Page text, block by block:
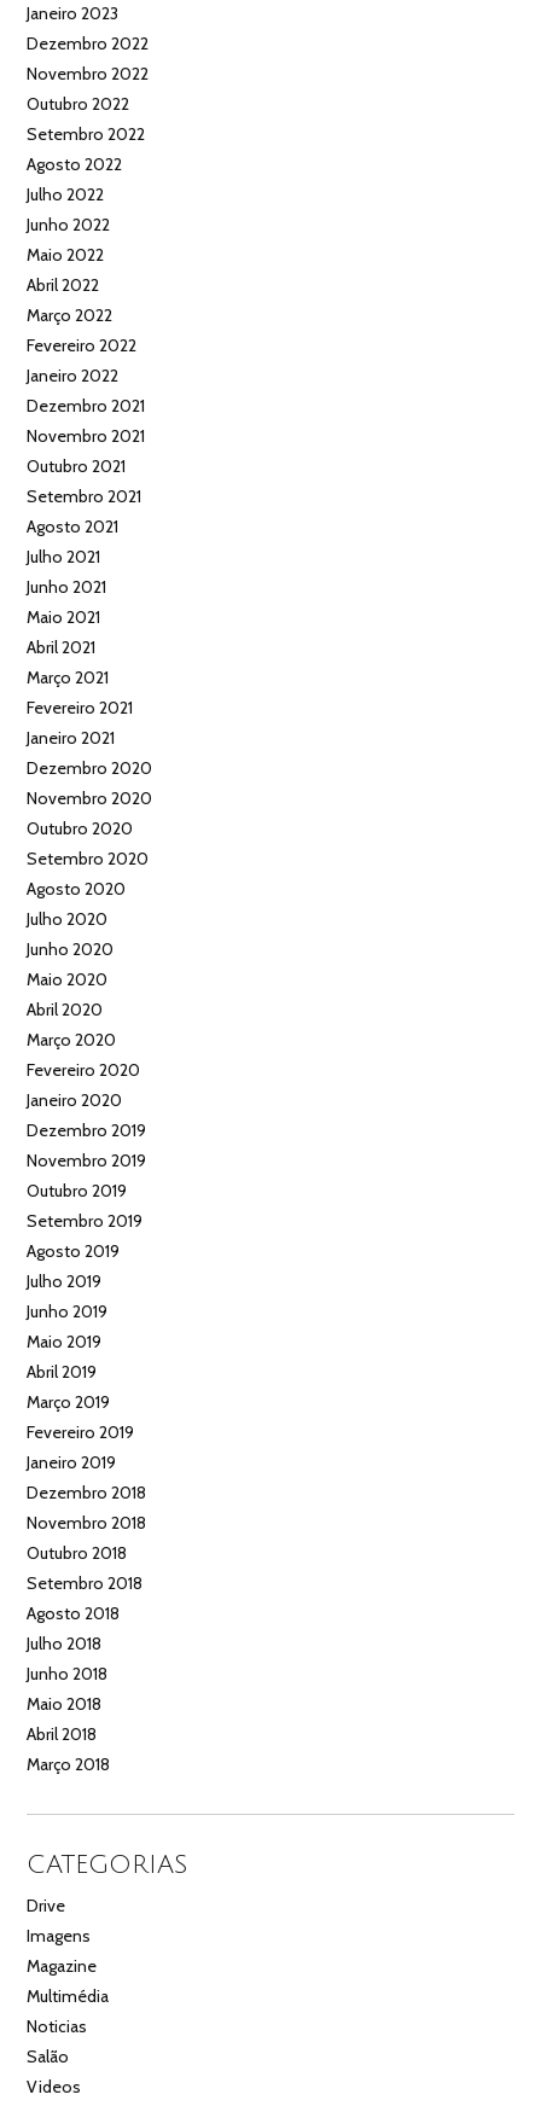
Janeiro 2023
Dezembro 2022
Novembro 2022
Outubro 2022
Setembro 2022
Agosto 2022
Julho 2022
Junho 2022
Maio 2022
Abril 2022
Março 2022
Fevereiro 2022
Janeiro 2022
Dezembro 2021
Novembro 2021
Outubro 2021
Setembro 2021
Agosto 2021
Julho 2021
Junho 2021
Maio 2021
Abril 2021
Março 2021
Fevereiro 2021
Janeiro 2021
Dezembro 2020
Novembro 2020
Outubro 2020
Setembro 2020
Agosto 2020
Julho 2020
Junho 2020
Maio 2020
Abril 2020
Março 2020
Fevereiro 2020
Janeiro 2020
Dezembro 2019
Novembro 2019
Outubro 2019
Setembro 2019
Agosto 2019
Julho 2019
Junho 2019
Maio 2019
Abril 2019
Março 2019
Fevereiro 2019
Janeiro 2019
Dezembro 2018
Novembro 2018
Outubro 2018
Setembro 2018
Agosto 2018
Julho 2018
Junho 2018
Maio 2018
Abril 2018
Março 2018
CATEGORIAS
Drive
Imagens
Magazine
Multimédia
Noticias
Salão
Videos